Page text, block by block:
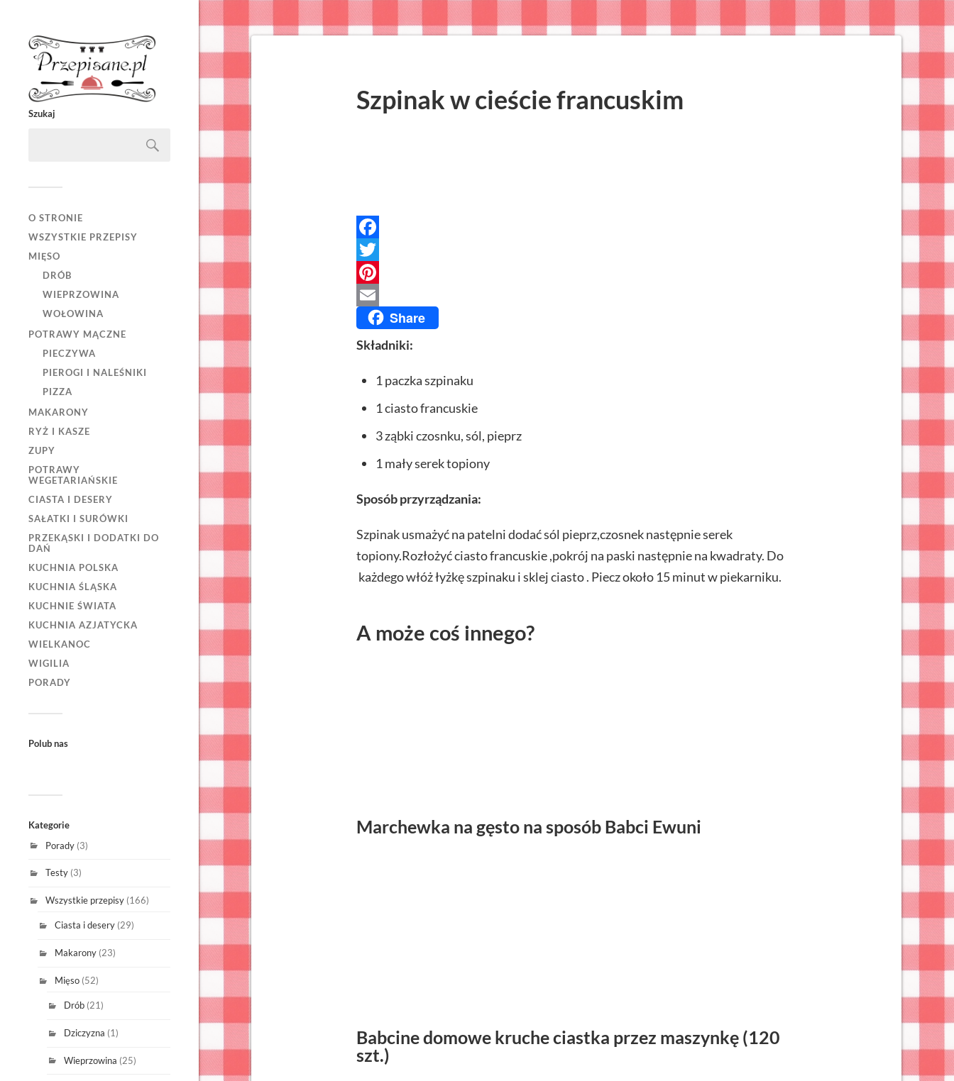
Szukaj
O STRONIE
WSZYSTKIE PRZEPISY
MIĘSO
DRÓB
WIEPRZOWINA
WOŁOWINA
POTRAWY MĄCZNE
PIECZYWA
PIEROGI I NALEŚNIKI
PIZZA
MAKARONY
RYŻ I KASZE
ZUPY
POTRAWY
WEGETARIAŃSKIE
CIASTA I DESERY
SAŁATKI I SURÓWKI
PRZEKĄSKI I DODATKI DO
DAŃ
KUCHNIA POLSKA
KUCHNIA ŚLĄSKA
KUCHNIE ŚWIATA
KUCHNIA AZJATYCKA
WIELKANOC
WIGILIA
PORADY
Polub nas
Kategorie
Porady (3)
Testy (3)
Wszystkie przepisy (166)
Ciasta i desery(29)
Makarony(23)
Mięso(52)
Drób(21)
Dziczyzna (1)
Wieprzowina (25)
Szpinak w cieście francuskim
Facebook
Twitter
Pinterest
Email Share
Składniki:
1 paczka szpinaku
1 ciasto francuskie
3 ząbki czosnku, sól, pieprz
1 mały serek topiony
Sposób przyrządzania:
Szpinak usmażyć na patelni dodać sól pieprz,czosnek następnie serek
topiony.Rozłożyć ciasto francuskie ,pokrój na paski następnie na kwadraty. Do
każdego włóż łyżkę szpinaku i sklej ciasto . Piecz około 15 minut w piekarniku.
A może coś innego?
Marchewka na gęsto na sposób Babci Ewuni
Babcine domowe kruche ciastka przez maszynkę (120
szt.)